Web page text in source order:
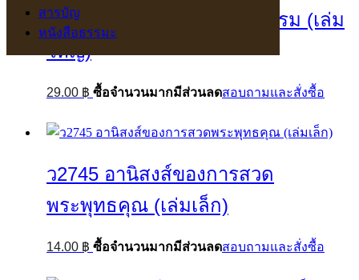
สารบัญ
หนังสือธรรมะ
ว2744 การ์ตูน เหตุต้น-ผลกรรม (เล่ม
ใหญ่)
29.00 ฿ ซื้อจำนวนมากมีส่วนลดสอบถามและสั่งซื้อ
ว2745 อานิสงส์ของการสวด
พระพุทธคุณ (เล่มเล็ก)
14.00 ฿ ซื้อจำนวนมากมีส่วนลดสอบถามและสั่งซื้อ